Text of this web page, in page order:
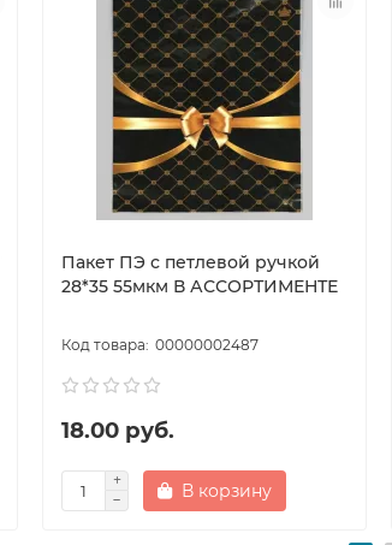
Пакет ПЭ с петлевой ручкой
28*35 55мкм В АССОРТИМЕНТЕ
00000002487
18.00 руб.
В корзину